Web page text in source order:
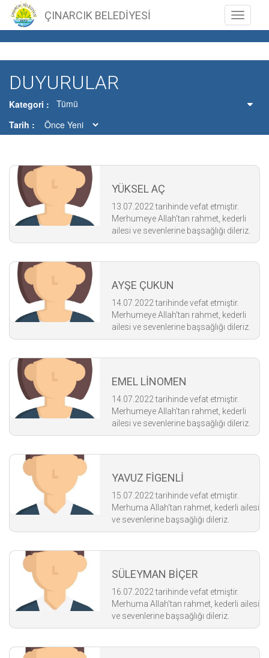
Toggle
ÇINARCIK BELEDİYESİ
DUYURULAR
Kategori
Tümü
Tarih
YÜKSEL AÇ
13.07.2022 tarihinde vefat etmiştir.
Merhumeye Allah'tan rahmet, kederli
ailesi ve sevenlerine başsağlığı dileriz.
AYŞE ÇUKUN
14.07.2022 tarihinde vefat etmiştir.
Merhumeye Allah'tan rahmet, kederli
ailesi ve sevenlerine başsağlığı dileriz.
EMEL LİNOMEN
14.07.2022 tarihinde vefat etmiştir.
Merhumeye Allah'tan rahmet, kederli
ailesi ve sevenlerine başsağlığı dileriz.
YAVUZ FİGENLİ
15.07.2022 tarihinde vefat etmiştir.
Merhuma Allah'tan rahmet, kederli ailesi
ve sevenlerine başsağlığı dileriz.
SÜLEYMAN BİÇER
16.07.2022 tarihinde vefat etmiştir.
Merhuma Allah'tan rahmet, kederli ailesi
ve sevenlerine başsağlığı dileriz.